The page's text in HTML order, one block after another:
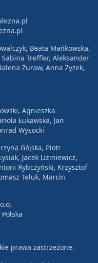
Beata Mańkowska,
Treffler, Aleksander
Żuraw, Anna Zyzek,
Agnieszka
Łukawska, Jan
Wysocki
Gójska, Piotr
Jacek Liziniewicz,
Rybczyński, Krzysztof
Teluk, Marcin
prawa zastrzeżone.